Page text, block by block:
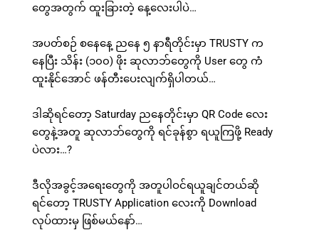
တွေအတွက် ထူးခြားတဲ့ နေ့လေးပါပဲ…
အပတ်စဉ် စနေနေ့ ညနေ ၅ နာရီတိုင်းမှာ TRUSTY က
နေပြီး သိန်း (၁၀၀) ဖိုး ဆုလာဘ်တွေကို User တွေ ကံ
ထူးနိုင်အောင် ဖန်တီးပေးလျက်ရှိပါတယ်…
ဒါဆိုရင်တော့ Saturday ညနေတိုင်းမှာ QR Code လေး
တွေနဲ့အတူ ဆုလာဘ်တွေကို ရင်ခုန်စွာ ရယူကြဖို့ Ready
ပဲလား…?
ဒီလိုအခွင့်အရေးတွေကို အတူပါဝင်ရယူချင်တယ်ဆို
ရင်တော့ TRUSTY Application လေးကို Download
လုပ်ထားမှ ဖြစ်မယ်နော်…